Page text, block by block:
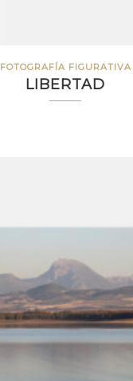
FOTOGRAFÍA FIGURATIVA
LIBERTAD